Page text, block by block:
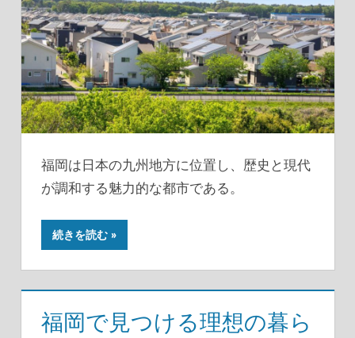
福岡は日本の九州地方に位置し、歴史と現代
が調和する魅力的な都市である。
続きを読む
福岡で見つける理想の暮ら